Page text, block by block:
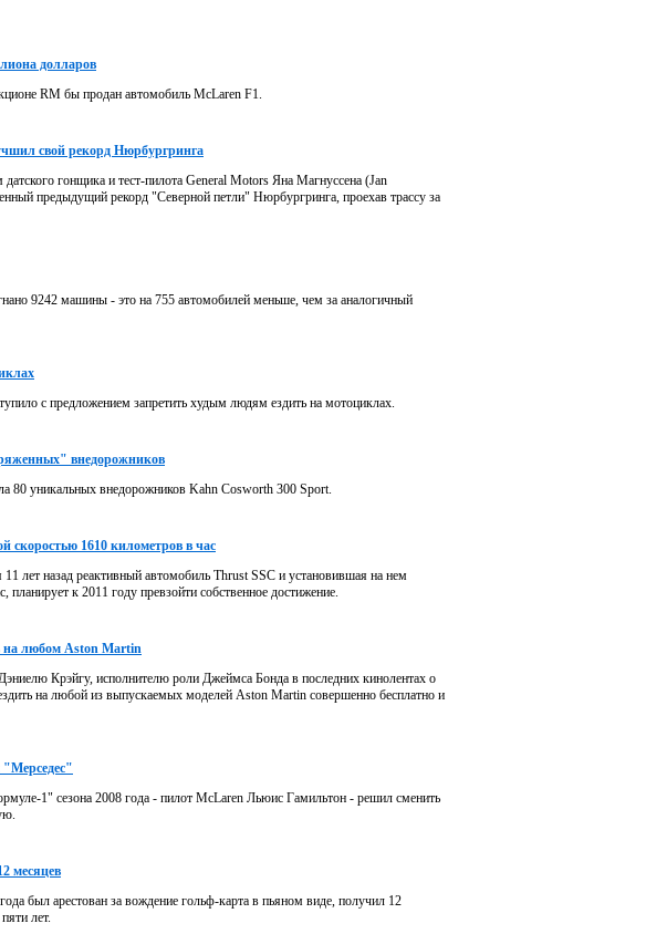
долларов
RM бы продан автомобиль McLaren F1.
свой рекорд Нюрбургринга
гонщика и тест-пилота General Motors Яна Магнуссена (Jan
предыдущий рекорд "Северной петли" Нюрбургринга, проехав трассу за
9242 машины - это на 755 автомобилей меньше, чем за аналогичный
с предложением запретить худым людям ездить на мотоциклах.
внедорожников
80 уникальных внедорожников Kahn Cosworth 300 Sport.
скоростью 1610 километров в час
лет назад реактивный автомобиль Thrust SSC и установившая на нем
к 2011 году превзойти собственное достижение.
на любом Aston Martin
Крэйгу, исполнителю роли Джеймса Бонда в последних кинолентах о
на любой из выпускаемых моделей Aston Martin совершенно бесплатно и
"Мерседес"
1" сезона 2008 года - пилот McLaren Льюис Гамильтон - решил сменить
месяцев
был арестован за вождение гольф-карта в пьяном виде, получил 12
лет.